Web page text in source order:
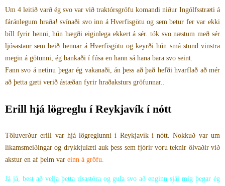
Um 4 leitið varð ég svo var við traktórsgröfu komandi niður Ingólfsstræti á
fáránlegum hraða! svínaði svo inn á Hverfisgötu og sem betur fer var ekki
bíll fyrir henni, hún hægði eiginlega ekkert á sér. tók svo næstum með sér
ljósastaur sem beið hennar á Hverfisgötu og keyrði hún smá stund vinstra
megin á götunni, ég bankaði í fúsa en hann sá hana bara svo seint.
Fann svo á netinu þegar ég vakanaði, án þess að það hefði hvarflað að mér
að þetta gæti verið ástæðan fyrir hraðaksturs gröfunnar..
Erill hjá lögreglu í Reykjavík í nótt
Töluverður erill var hjá lögreglunni í Reykjavík í nótt. Nokkuð var um
líkamsmeiðingar og drykkjulæti auk þess sem fjórir voru teknir ölvaðir við
akstur en af þeim var einn á gröfu.
Já já, best að velja þetta risastóra og gula svo að enginn sjái mig þegar ég